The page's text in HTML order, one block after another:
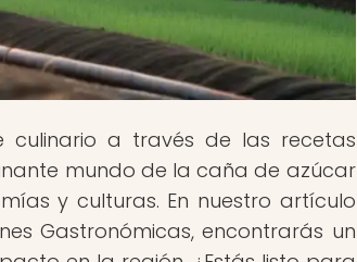
culinario a través de las recetas
mundo de la caña de azúcar
y culturas. En nuestro artículo
Gastronómicas, encontrarás un